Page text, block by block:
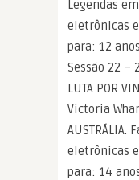
Legendas
eletrônicas
para: 12
Sessão 22 –
LUTA POR
Victoria
AUSTRÁLIA.
eletrônicas
para: 14